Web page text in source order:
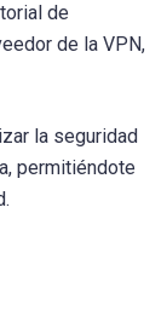
de
de la VPN,
la seguridad
permitiéndote